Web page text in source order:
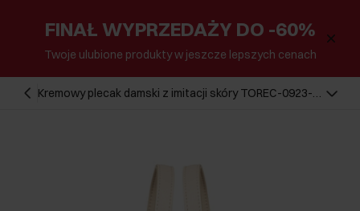
FINAŁ WYPRZEDAŻY DO -60%
Twoje ulubione produkty w jeszcze lepszych cenach
Kremowy plecak damski z imitacji skóry TOREC-0923-